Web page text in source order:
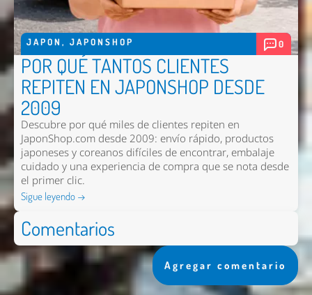
JAPON , JAPONSHOP 0
POR QUÉ TANTOS CLIENTES
REPITEN EN JAPONSHOP DESDE
2009
Descubre por qué miles de clientes repiten en
JaponShop.com desde 2009: envío rápido, productos
japoneses y coreanos difíciles de encontrar, embalaje
cuidado y una experiencia de compra que se nota desde
el primer clic.
Sigue leyendo →
Comentarios
Agregar comentario